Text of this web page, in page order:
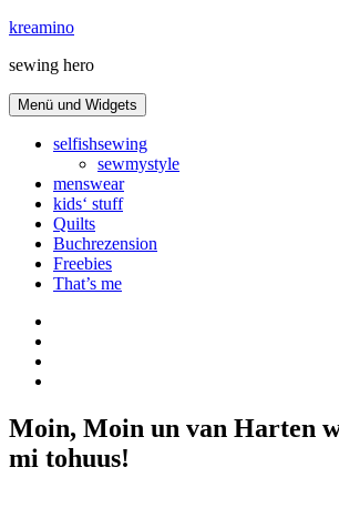
Zum
springen
kreamino
sewing hero
Menü und Widgets
selfishsewing
sewmystyle
menswear
kids‘ stuff
Quilts
Buchrezension
Freebies
That’s me
Moin, Moin un van Harten
mi tohuus!